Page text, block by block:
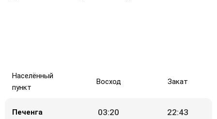
Населённый
пункт
Восход Закат
Печенга 03:20 22:43